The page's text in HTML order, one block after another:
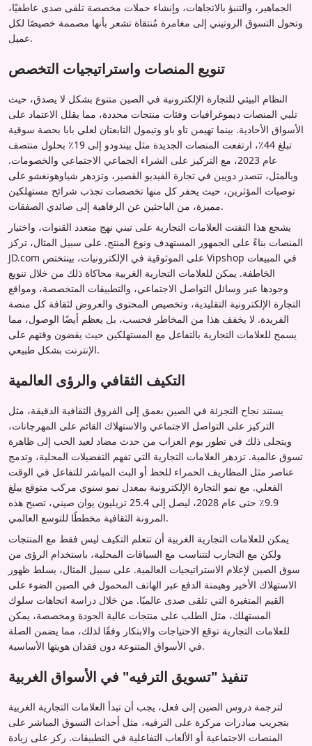
الجماهير، والتنبؤ بالاتجاهات، وإنشاء حملات مخصصة تلقى صدى عاطفيًا،
وتحول التسوق الروتيني إلى مغامرة مُنتقاة تشعر بأنها مصممة خصيصًا لكل
عميل.
تنويع المنصات واستراتيجيات التخصص
النظام البيئي للتجارة الإلكترونية في الصين متنوع بشكل لا يصدق، حيث
تلبي المنصات ديموغرافيات وفئات منتجات محددة، مما يقلل الاعتماد على
الأسواق الأحادية. بينما تهيمن تاو باو وتيمول التابعتان لعلي بابا بحصة سوقية
تبلغ 44٪، ارتفعت المنصات الجديدة مثل بيندودو إلى 19٪ بحلول منتصف
عام 2023، مع التركيز على الشراء الجماعي الاجتماعي والخصومات.
وبالمثل، تتصدر دويين في تجارة الفيديو القصير، وتزدهر شياوهونغشو على
توصيات المؤثرين، حيث يحفر كل منها تخصصات تجذب شرائح مستهلكين
مميزة، من الباحثين عن الرفاهية إلى صائدي الصفقات.
يشجع هذا التفتت العلامات التجارية على تبني نهج متعدد القنوات، واختيار
المنصات بناءً على الجمهور المستهدف ونوع المنتج. على سبيل المثال، تركز
JD.com على الموثوقية في الإلكترونيات، بينتختص Vipshop في المبيعات
الخاطفة. يمكن للعلامات التجارية الغربية محاكاة ذلك من خلال تنويع
وجودها عبر وسائل التواصل الاجتماعي، والتطبيقات المتخصصة، ومواقع
التجارة الإلكترونية التقليدية، وتخصيص المحتوى والعروض لثقافة كل منصة
الفريدة. لا يخفف هذا من المخاطر فحسب، بل يعظم أيضًا الوصول، مما
يسمح للعلامات التجارية بالتفاعل مع المستهلكين حيث يقضون وقتهم على
الإنترنت بشكل طبيعي.
التكيف الثقافي والرؤى العالمية
يستند نجاح التجزئة في الصين بعمق إلى الفروق الثقافية الدقيقة، مثل
التركيز على التواصل الاجتماعي والاستهلاك القائم على المهرجانات،
ويتجلى ذلك في تطور يوم العزاب من حدث مضاد لعيد الحب إلى ظاهرة
تسوق عالمية. تزدهر العلامات التجارية التي تفهم التفضيلات المحلية، وتدمج
عناصر مثل المظاريف الحمراء للحظ أو البث المباشر للتفاعل في الوقت
الفعلي. مع نمو التجارة الإلكترونية بمعدل نمو سنوي مركب متوقع يبلغ
9.9٪ حتى عام 2028، ليصل إلى 25.4 تريليون يوان صيني، تصبح هذه
المرونة الثقافية مخططًا للتوسع العالمي.
يمكن للعلامات التجارية الغربية أن تتعلم التكيف ليس فقط مع المنتجات
ولكن مع التجارب لتتناسب مع السياقات المحلية، باستخدام الرؤى من
سوق الصين لإعلام الاستراتيجيات العالمية. على سبيل المثال، يسلط ظهور
الاستهلاك الأخير وهيمنة الدفع عبر الهاتف المحمول في الصين الضوء على
القيم المتغيرة التي تلقى صدى عالميًا. من خلال دراسة اتجاهات سلوك
المستهلك، مثل الطلب على منتجات عالية الجودة ومخصصة، يمكن
للعلامات التجارية توقع الاحتياجات والابتكار وفقًا لذلك، مما يضمن الصلة
في الأسواق المتنوعة دون فقدان هويتها الأساسية.
تنفيذ "تسويق الترفيه" في الأسواق الغربية
لترجمة دروس الصين إلى فعل، يجب أن تبدأ العلامات التجارية الغربية
بتجريب مبادرات مركزة على الترفيه، مثل أحداث التسوق المباشر على
المنصات الاجتماعية أو الألعاب التفاعلية في التطبيقات. ركز على زيادة